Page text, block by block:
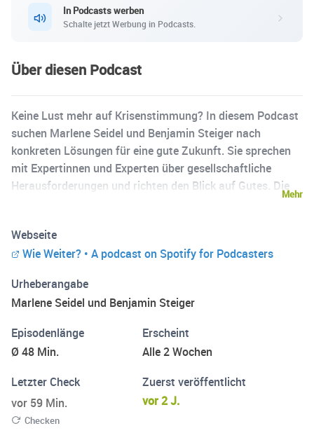
In Podcasts werben
Schalte jetzt Werbung in Podcasts.
Über diesen Podcast
Keine Lust mehr auf Krisenstimmung? In diesem Podcast
suchen Marlene Seidel und Benjamin Steiger nach
konkreten Lösungen für eine gute Zukunft. Sie sprechen
mit Expertinnen und Experten über gesellschaftliche
Herausforderungen und richten den Blick auf Gutes. Die
ihren Master in Economic Policies in Wien, Paris und
München. Benjamin Steiger hat Medientechnik in St.
gemacht. Er arbeitet seitdem als Journalist in Wien.
Mehr
Webseite
Wie Weiter? • A podcast on Spotify for Podcasters
Urheberangabe
Marlene Seidel und Benjamin Steiger
Episodenlänge
Ø 48 Min.
Erscheint
Alle 2 Wochen
Letzter Check
vor 59 Min.
Checken
Zuerst veröffentlicht
vor 2 J.